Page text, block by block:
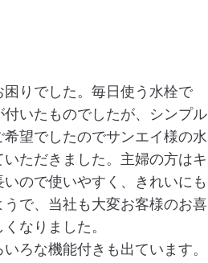
りでした。毎日使う水栓で
いたものでしたが、シンプル
望でしたのでサンエイ様の水
ただきました。主婦の方はキ
ので使いやすく、きれいにも
で、当社も大変お客様のお喜
なりました。
ろな機能付きも出ています。